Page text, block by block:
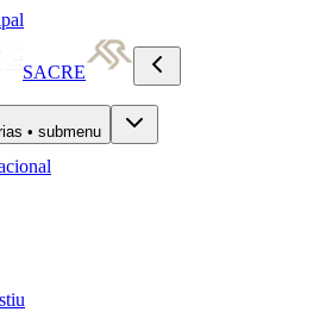
SACRE
• submenu